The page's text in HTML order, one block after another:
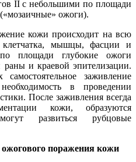
II с небольшими по площади
ожоги).
кожи происходит на всю
клетчатка, мышцы, фасции и
площади глубокие ожоги
раны и краевой эпителизации.
заживление
в проведении
После заживления всегда
кожи, образуются
развиться рубцовые
поражения кожи